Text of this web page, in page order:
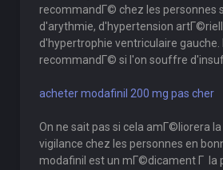
recommandГ© chez les personnes
d'arythmie, d'hypertension
d'hypertrophie ventriculaire gauche.
recommandГ© si l'on souffre
acheter modafinil 200 mg pas cher
On ne sait pas si cela amГ©liorera
vigilance chez les personnes en
modafinil est un mГ©dicament Г la